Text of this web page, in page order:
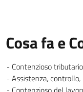
Cosa fa e
- Contenzioso tributario
- Assistenza,